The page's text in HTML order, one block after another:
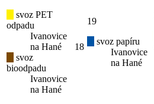
svoz PET
odpadu
Ivanovice
na Hané
svoz
bioodpadu
Ivanovice
na Hané
18
19
svoz papíru
Ivanovice
na Hané